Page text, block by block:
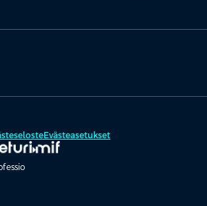
Evästeasetukset